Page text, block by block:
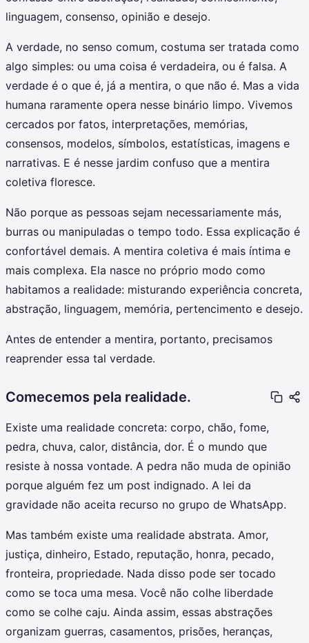
linguagem, consenso, opinião e desejo.
A verdade, no senso comum, costuma ser tratada como
algo simples: ou uma coisa é verdadeira, ou é falsa. A
verdade é o que é, já a mentira, o que não é. Mas a vida
humana raramente opera nesse binário limpo. Vivemos
cercados por fatos, interpretações, memórias,
consensos, modelos, símbolos, estatísticas, imagens e
narrativas. E é nesse jardim confuso que a mentira
coletiva floresce.
Não porque as pessoas sejam necessariamente más,
burras ou manipuladas o tempo todo. Essa explicação é
confortável demais. A mentira coletiva é mais íntima e
mais complexa. Ela nasce no próprio modo como
habitamos a realidade: misturando experiência concreta,
abstração, linguagem, memória, pertencimento e desejo.
Antes de entender a mentira, portanto, precisamos
reaprender essa tal verdade.
Comecemos pela realidade.
Existe uma realidade concreta: corpo, chão, fome,
pedra, chuva, calor, distância, dor. É o mundo que
resiste à nossa vontade. A pedra não muda de opinião
porque alguém fez um post indignado. A lei da
gravidade não aceita recurso no grupo de WhatsApp.
Mas também existe uma realidade abstrata. Amor,
justiça, dinheiro, Estado, reputação, honra, pecado,
fronteira, propriedade. Nada disso pode ser tocado
como se toca uma mesa. Você não colhe liberdade
como se colhe caju. Ainda assim, essas abstrações
organizam guerras, casamentos, prisões, heranças,